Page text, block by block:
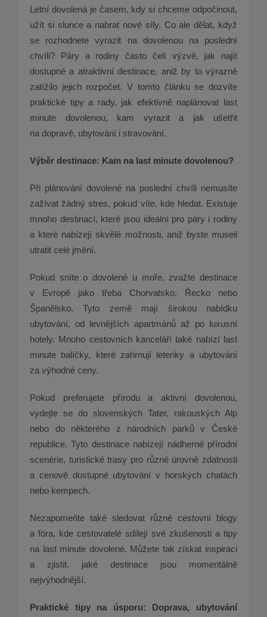
Letní dovolená je časem, kdy si chceme odpočinout,
užít si slunce a nabrat nové síly. Co ale dělat, když
se rozhodnete vyrazit na dovolenou na poslední
chvíli? Páry a rodiny často čelí výzvě, jak najít
dostupné a atraktivní destinace, aniž by to výrazně
zatížilo jejich rozpočet. V tomto článku se dozvíte
praktické tipy a rady, jak efektivně naplánovat last
minute dovolenou, kam vyrazit a jak ušetřit
na dopravě, ubytování i stravování.
Výběr destinace: Kam na last minute dovolenou?
Při plánování dovolené na poslední chvíli nemusíte
zažívat žádný stres, pokud víte, kde hledat. Existuje
mnoho destinací, které jsou ideální pro páry i rodiny
a které nabízejí skvělé možnosti, aniž byste museli
utratit celé jmění.
Pokud sníte o dovolené u moře, zvažte destinace
v Evropě jako třeba Chorvatsko, Řecko nebo
Španělsko. Tyto země mají širokou nabídku
ubytování, od levnějších apartmánů až po luxusní
hotely. Mnoho cestovních kanceláří také nabízí last
minute balíčky, které zahrnují letenky a ubytování
za výhodné ceny.
Pokud preferujete přírodu a aktivní dovolenou,
vydejte se do slovenských Tater, rakouských Alp
nebo do některého z národních parků v České
republice. Tyto destinace nabízejí nádherné přírodní
scenérie, turistické trasy pro různé úrovně zdatnosti
a cenově dostupné ubytování v horských chatách
nebo kempech.
Nezapomeňte také sledovat různé cestovní blogy
a fóra, kde cestovatelé sdílejí své zkušenosti a tipy
na last minute dovolené. Můžete tak získat inspiraci
a zjistit, jaké destinace jsou momentálně
nejvýhodnější.
Praktické tipy na úsporu: Doprava, ubytování